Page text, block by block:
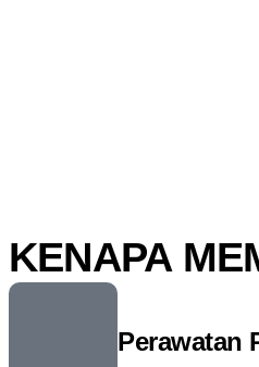
KENAPA
Perawatan